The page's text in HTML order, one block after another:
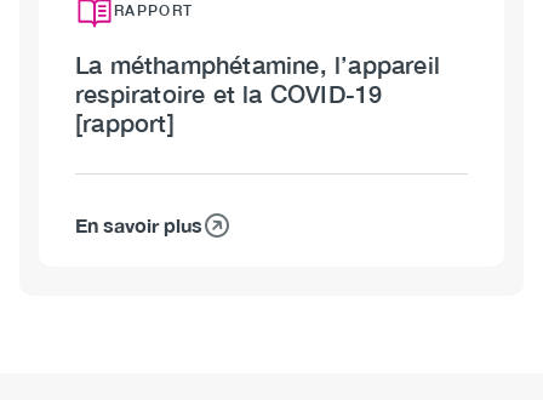
RAPPORT
La méthamphétamine, l’appareil
respiratoire et la COVID-19
[rapport]
En savoir plus
sur